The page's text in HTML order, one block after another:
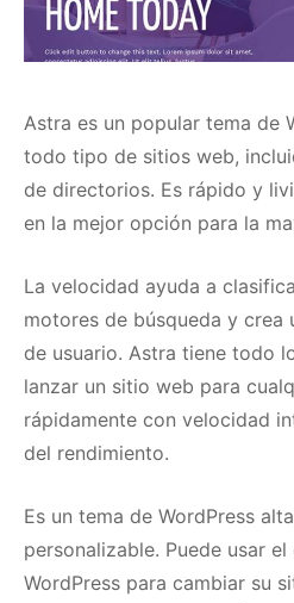
Astra es un popular tema de
todo tipo de sitios web,
de directorios. Es rápido y
en la mejor opción para la
La velocidad ayuda a
motores de búsqueda y crea
de usuario. Astra tiene todo
lanzar un sitio web para
rápidamente con velocidad
del rendimiento.
Es un tema de WordPress
personalizable. Puede usar
WordPress para cambiar su